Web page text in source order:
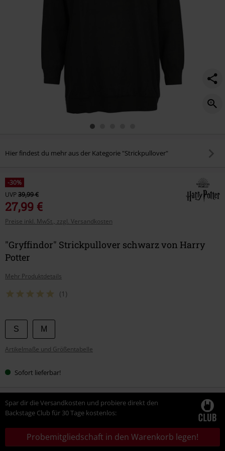
Hier findest du mehr aus der Kategorie "Strickpullover"
-30%
UVP39,99 €
27,99 €
Preise inkl. MwSt., zzgl. Versandkosten
"Gryffindor" Strickpullover schwarz von Harry
Potter
Mehr Produktdetails
(1)
Wähle
deine
Größe
S M
Artikelmaße und Größentabelle
Sofort lieferbar!
Spar dir die Versandkosten und probiere direkt den
Backstage Club für 30 Tage kostenlos:
Probemitgliedschaft in den Warenkorb legen!